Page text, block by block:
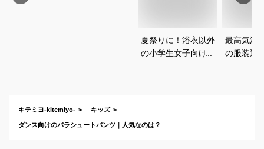
夏祭りに！浴衣以外
の小学生女子向け服
最高気温
の服装選
キテミヨ-kitemiyo- キッズ
ダンス向けのパラシュートパンツ｜人気なのは？